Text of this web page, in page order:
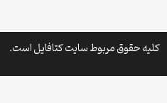
کلیه حقوق مربوط سایت کتافایل است.